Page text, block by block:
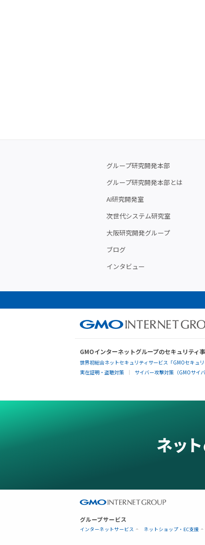
グループ研究開発本部
グループ研究開発本部とは
AI研究開発室
次世代システム研究室
大阪研究開発グループ
ブログ
インタビュー
GMOインターネットグループのセキュリティ
世界初総合ネットセキュリティサービス「GMOセキュリ
実在証明・盗聴対策
サイバー攻撃対策（GMOサイ
グループサービス
インターネットサービス ネットショップ・EC支援